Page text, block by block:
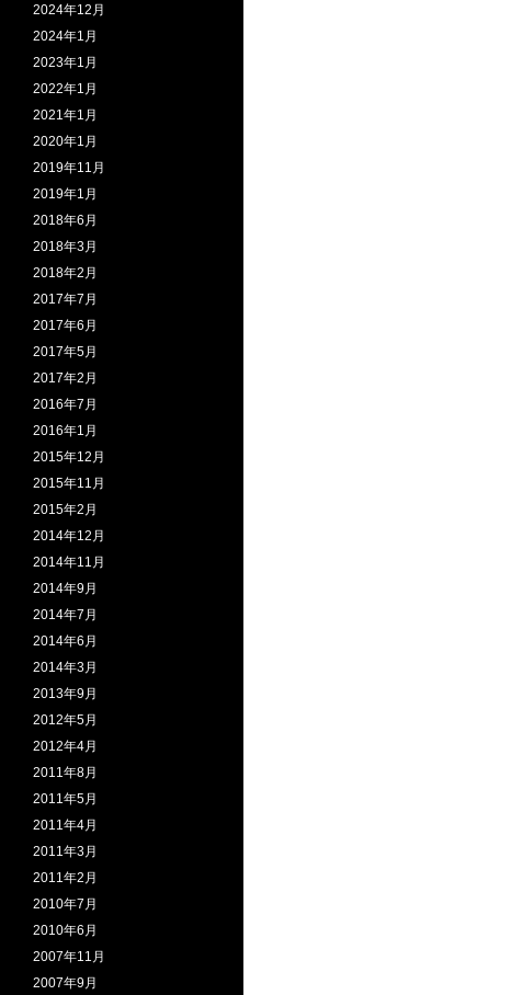
2024年12月
2024年1月
2023年1月
2022年1月
2021年1月
2020年1月
2019年11月
2019年1月
2018年6月
2018年3月
2018年2月
2017年7月
2017年6月
2017年5月
2017年2月
2016年7月
2016年1月
2015年12月
2015年11月
2015年2月
2014年12月
2014年11月
2014年9月
2014年7月
2014年6月
2014年3月
2013年9月
2012年5月
2012年4月
2011年8月
2011年5月
2011年4月
2011年3月
2011年2月
2010年7月
2010年6月
2007年11月
2007年9月